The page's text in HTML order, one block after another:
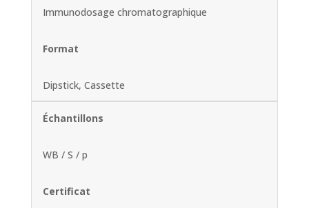
Immunodosage chromatographique
Format
Dipstick, Cassette
Échantillons
WB / S / p
Certificat